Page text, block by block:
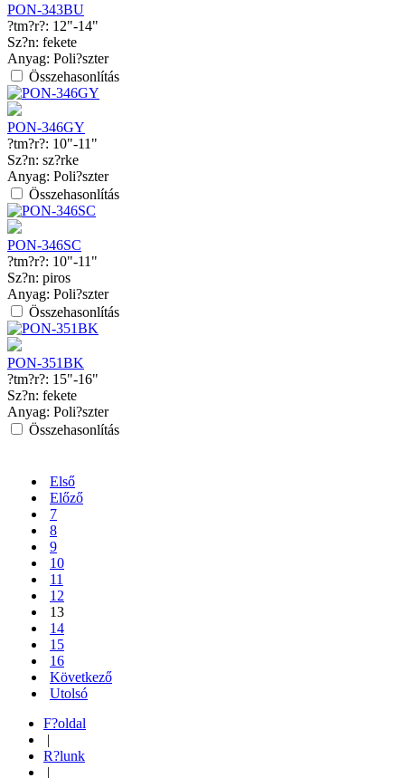
PON-343BU
?tm?r?: 12"-14"
Sz?n: fekete
Anyag: Poli?szter
Összehasonlítás
PON-346GY
?tm?r?: 10"-11"
Sz?n: sz?rke
Anyag: Poli?szter
Összehasonlítás
PON-346SC
?tm?r?: 10"-11"
Sz?n: piros
Anyag: Poli?szter
Összehasonlítás
PON-351BK
?tm?r?: 15"-16"
Sz?n: fekete
Anyag: Poli?szter
Összehasonlítás
Első
Előző
7
8
9
10
11
12
13
14
15
16
Következő
Utolsó
F?oldal
|
R?lunk
|